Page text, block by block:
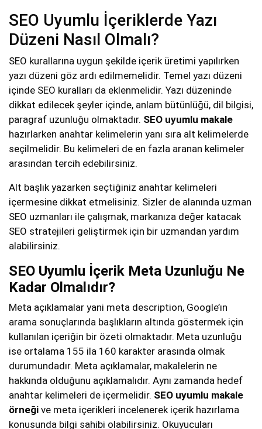
SEO Uyumlu İçeriklerde Yazı
Düzeni Nasıl Olmalı?
SEO kurallarına uygun şekilde içerik üretimi yapılırken
yazı düzeni göz ardı edilmemelidir. Temel yazı düzeni
içinde SEO kuralları da eklenmelidir. Yazı düzeninde
dikkat edilecek şeyler içinde, anlam bütünlüğü, dil bilgisi,
paragraf uzunluğu olmaktadır. SEO uyumlu makale
hazırlarken anahtar kelimelerin yanı sıra alt kelimelerde
seçilmelidir. Bu kelimeleri de en fazla aranan kelimeler
arasından tercih edebilirsiniz.
Alt başlık yazarken seçtiğiniz anahtar kelimeleri
içermesine dikkat etmelisiniz. Sizler de alanında uzman
SEO uzmanları ile çalışmak, markanıza değer katacak
SEO stratejileri geliştirmek için bir uzmandan yardım
alabilirsiniz.
SEO Uyumlu İçerik Meta Uzunluğu Ne
Kadar Olmalıdır?
Meta açıklamalar yani meta description, Google’ın
arama sonuçlarında başlıkların altında göstermek için
kullanılan içeriğin bir özeti olmaktadır. Meta uzunluğu
ise ortalama 155 ila 160 karakter arasında olmak
durumundadır. Meta açıklamalar, makalelerin ne
hakkında olduğunu açıklamalıdır. Aynı zamanda hedef
anahtar kelimeleri de içermelidir. SEO uyumlu makale
örneği ve meta içerikleri incelenerek içerik hazırlama
konusunda bilgi sahibi olabilirsiniz. Okuyucuları